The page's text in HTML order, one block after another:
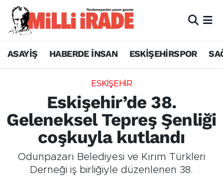
ASAYİŞ HABERDE İNSAN ESKİŞEHİRSPOR
ESKİŞEHİR
Eskişehir’de 38.
Geleneksel Tepreş Şenliği
coşkuyla kutlandı
Odunpazarı Belediyesi ve Kırım Türkleri
Derneği iş birliğiyle düzenlenen 38.